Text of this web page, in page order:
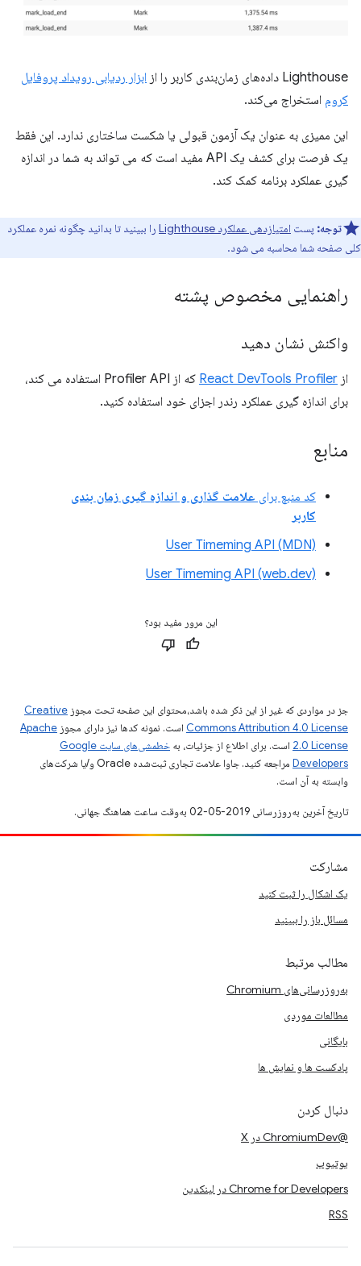
Lighthouse داده‌های زمان‌بندی کاربر را از
ابزار ردیابی رویداد پروفایل
کروم استخراج می‌کند.
این ممیزی به عنوان یک آزمون قبولی یا شکست ساختاری ندارد. این فقط
یک فرصت برای کشف یک API مفید است که می تواند به شما در اندازه
گیری عملکرد برنامه کمک کند.
توجه: پست امتیازدهی عملکرد Lighthouse
را ببینید تا بدانید چگونه نمره عملکرد
کلی صفحه شما محاسبه می شود.
راهنمایی مخصوص پشته
واکنش نشان دهید
از React DevTools Profiler
که از Profiler API استفاده می کند،
برای اندازه گیری عملکرد رندر اجزای خود استفاده کنید.
منابع
کد منبع برای علامت گذاری و اندازه گیری زمان بندی
کاربر
User Timeming API (MDN)
User Timeming API (web.dev)
این مرور مفید بود؟
جز در مواردی که غیر از این ذکر شده باشد،‌محتوای این صفحه تحت مجوز Creative
Commons Attribution 4.0 License است. نمونه کدها نیز دارای مجوز Apache
2.0 License است. برای اطلاع از جزئیات، به
خطمشی‌های سایت Google
Developers‏
مراجعه کنید. جاوا علامت تجاری ثبت‌شده Oracle و/یا شرکت‌های
وابسته به آن است.
تاریخ آخرین به‌روزرسانی 2019-05-02 به‌وقت ساعت هماهنگ جهانی.
مشارکت
یک اشکال را ثبت کنید
مسائل باز را ببینید
مطالب مرتبط
به‌روزرسانی‌های Chromium
مطالعات موردی
بایگانی
پادکست ها و نمایش ها
دنبال کردن
@ChromiumDev در X
یوتیوب
Chrome for Developers در لینکدین
RSS